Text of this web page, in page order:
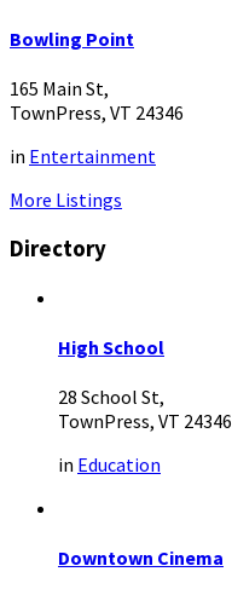
Bowling Point
165 Main St,
TownPress, VT 24346
in Entertainment
More Listings
Directory
High School
28 School St,
TownPress, VT 24346
in Education
Downtown Cinema